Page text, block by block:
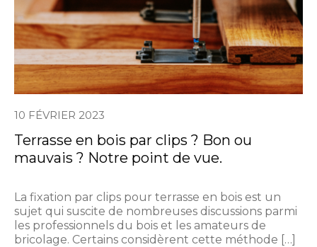
10 FÉVRIER 2023
Terrasse en bois par clips ? Bon ou
mauvais ? Notre point de vue.
La fixation par clips pour terrasse en bois est un
sujet qui suscite de nombreuses discussions parmi
les professionnels du bois et les amateurs de
bricolage. Certains considèrent cette méthode […]